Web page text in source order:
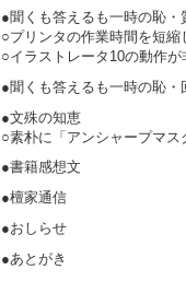
●聞くも答えるも一時の恥・
○プリンタの作業時間を短縮
○イラストレータ10の動作が
●聞くも答えるも一時の恥・
●文殊の知恵
○素朴に「アンシャープマス
●書籍感想文
●檀家通信
●おしらせ
●あとがき